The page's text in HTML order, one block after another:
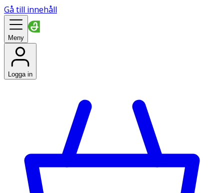
Gå till innehåll
Meny
Logga in